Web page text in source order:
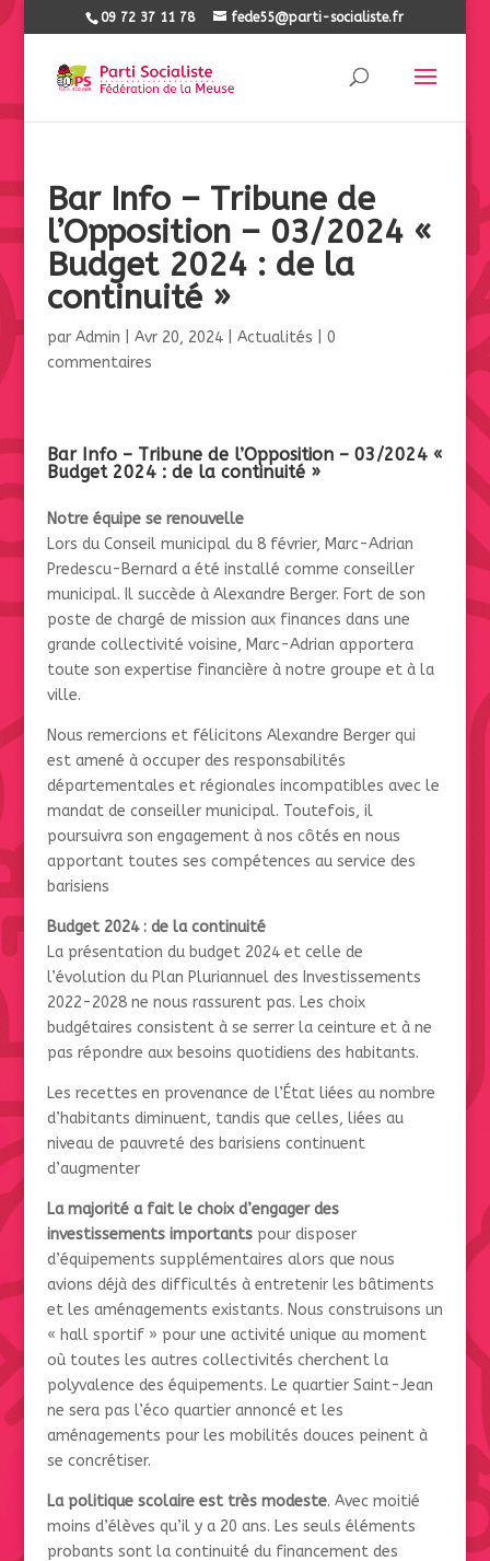
09 72 37 11 78 fede55@parti-socialiste.fr
Bar Info – Tribune de
l’Opposition – 03/2024 «
Budget 2024 : de la
continuité »
par Admin Avr 20, 2024| Actualités
0
commentaires
Bar Info – Tribune de l’Opposition – 03/2024 «
Budget 2024 : de la continuité »
Notre équipe se renouvelle
Lors du Conseil municipal du 8 février, Marc-Adrian
Predescu-Bernard a été installé comme conseiller
municipal. Il succède à Alexandre Berger. Fort de son
poste de chargé de mission aux finances dans une
grande collectivité voisine, Marc-Adrian apportera
toute son expertise financière à notre groupe et à la
ville.
Nous remercions et félicitons Alexandre Berger qui
est amené à occuper des responsabilités
départementales et régionales incompatibles avec le
mandat de conseiller municipal. Toutefois, il
poursuivra son engagement à nos côtés en nous
apportant toutes ses compétences au service des
barisiens
Budget 2024 : de la continuité
La présentation du budget 2024 et celle de
l’évolution du Plan Pluriannuel des Investissements
2022-2028 ne nous rassurent pas. Les choix
budgétaires consistent à se serrer la ceinture et à ne
pas répondre aux besoins quotidiens des habitants.
Les recettes en provenance de l’État liées au nombre
d’habitants diminuent, tandis que celles, liées au
niveau de pauvreté des barisiens continuent
d’augmenter
La majorité a fait le choix d’engager des
investissements importantspour disposer
d’équipements supplémentaires alors que nous
avions déjà des difficultés à entretenir les bâtiments
et les aménagements existants. Nous construisons un
« hall sportif » pour une activité unique au moment
où toutes les autres collectivités cherchent la
polyvalence des équipements. Le quartier Saint-Jean
ne sera pas l’éco quartier annoncé et les
aménagements pour les mobilités douces peinent à
se concrétiser.
La politique scolaire est très modeste. Avec moitié
moins d’élèves qu’il y a 20 ans. Les seuls éléments
probants sont la continuité du financement des